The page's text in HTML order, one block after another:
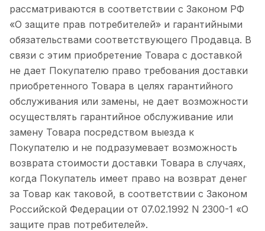
рассматриваются в соответствии с Законом РФ
«О защите прав потребителей» и гарантийными
обязательствами соответствующего Продавца. В
связи с этим приобретение Товара с доставкой
не дает Покупателю право требования доставки
приобретенного Товара в целях гарантийного
обслуживания или замены, не дает возможности
осуществлять гарантийное обслуживание или
замену Товара посредством выезда к
Покупателю и не подразумевает возможность
возврата стоимости доставки Товара в случаях,
когда Покупатель имеет право на возврат денег
за Товар как таковой, в соответствии с Законом
Российской Федерации от 07.02.1992 N 2300-1 «О
защите прав потребителей».